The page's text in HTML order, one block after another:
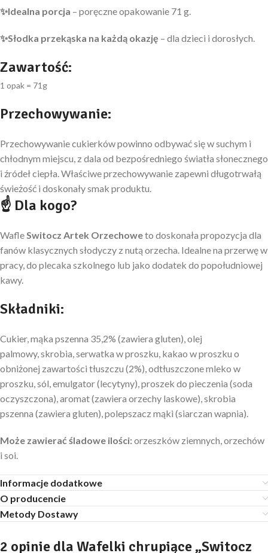
✨Idealna porcja – poręczne opakowanie 71 g.
✨Słodka przekąska na każdą okazję – dla dzieci i dorosłych.
Zawartość:
1 opak = 71g
Przechowywanie:
Przechowywanie cukierków powinno odbywać się w suchym i
chłodnym miejscu, z dala od bezpośredniego światła słonecznego
i źródeł ciepła. Właściwe przechowywanie zapewni długotrwałą
świeżość i doskonały smak produktu.
☝ Dla kogo?
WafleSwitocz Artek Orzechoweto doskonała propozycja dla
fanów klasycznych słodyczy z nutą orzecha. Idealne na przerwę w
pracy, do plecaka szkolnego lub jako dodatek do popołudniowej
kawy.
Składniki:
Cukier, mąka pszenna 35,2% (zawiera gluten), olej
palmowy, skrobia, serwatka w proszku, kakao w proszku o
obniżonej zawartości tłuszczu (2%), odtłuszczone mleko w
proszku, sól, emulgator (lecytyny), proszek do pieczenia (soda
oczyszczona), aromat (zawiera orzechy laskowe), skrobia
pszenna (zawiera gluten), polepszacz mąki (siarczan wapnia).
Może zawierać śladowe ilości:orzeszków ziemnych, orzechów
i soi.
Informacje dodatkowe
O producencie
Metody Dostawy
2 opinie dla Wafelki chrupiące „Switocz